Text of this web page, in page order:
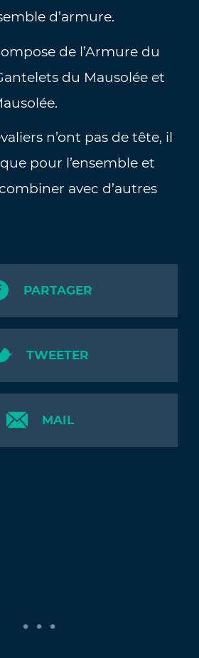
d’armure.
de l’Armure du
du Mausolée et
n’ont pas de tête, il
pour l’ensemble et
avec d’autres
PARTAGER
TWEETER
MAIL